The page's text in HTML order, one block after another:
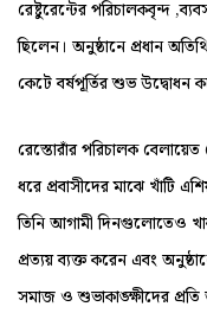
রেষ্টুরেন্টের পরিচালকবৃন্দ
ছিলেন। অনুষ্ঠানে প্রধান
কেটে বর্ষপূর্তির শুভ উদ্বোধন
রেস্তোরাঁর পরিচালক
ধরে প্রবাসীদের মাঝে খাঁটি
তিনি আগামী দিনগুলোতেও
প্রত্যয় ব্যক্ত করেন এবং
সমাজ ও শুভাকাঙ্ক্ষীদের